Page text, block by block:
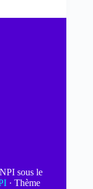
sous le
· Thème